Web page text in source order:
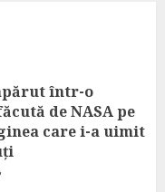
într-o
de NASA pe
care i-a uimit